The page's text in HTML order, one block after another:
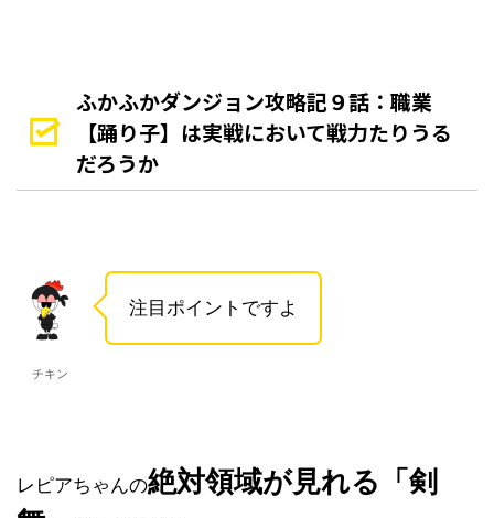
ふかふかダンジョン攻略記９話：職業
【踊り子】は実戦において戦力たりうる
だろうか
チキン
注目ポイントですよ
レピアちゃんの絶対領域が見れる「剣